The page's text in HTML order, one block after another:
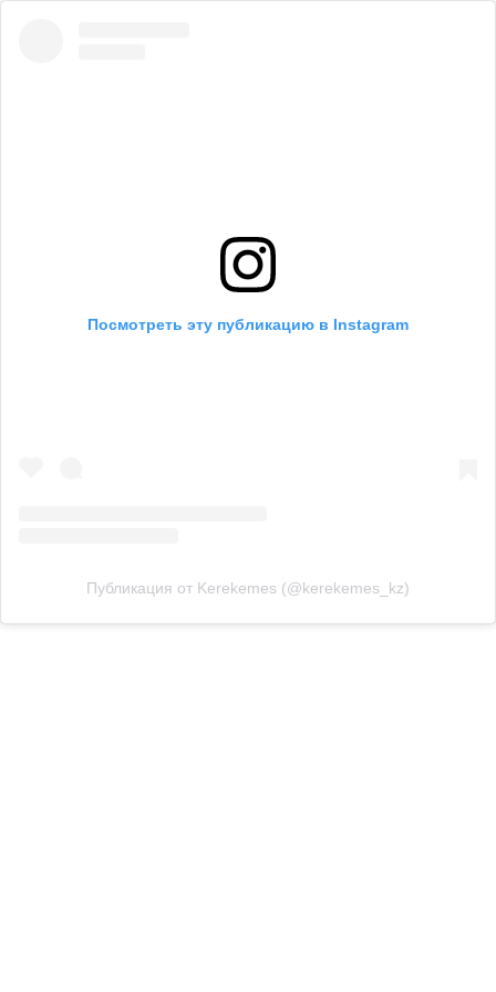
Посмотреть эту публикацию в Instagram
Публикация от Kerekemes (@kerekemes_kz)